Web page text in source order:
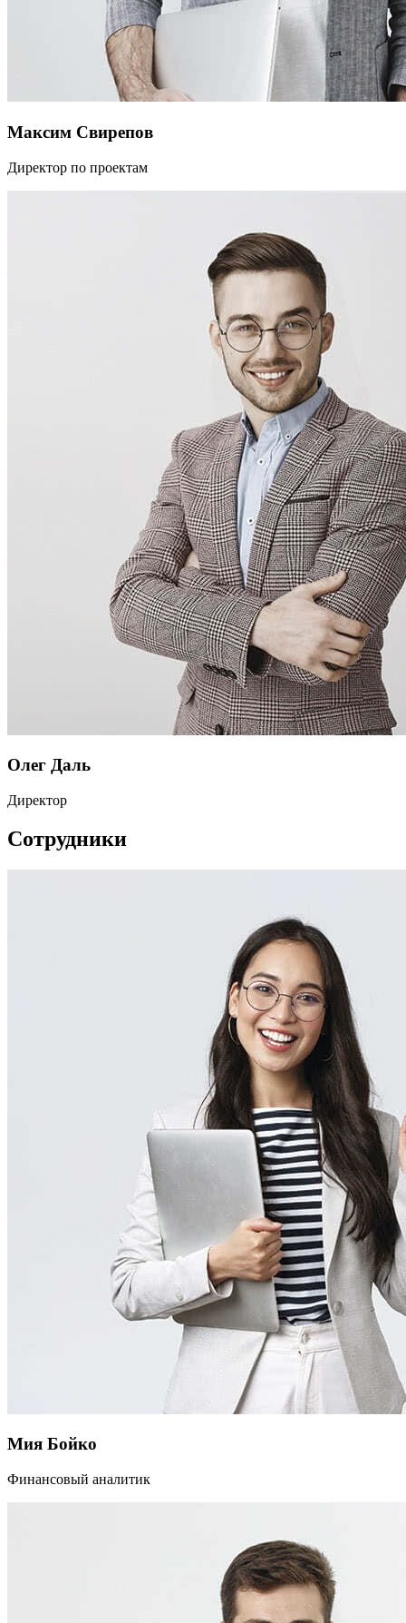
Максим Свирепов
Директор по проектам
Олег Даль
Директор
Сотрудники
Мия Бойко
Финансовый аналитик